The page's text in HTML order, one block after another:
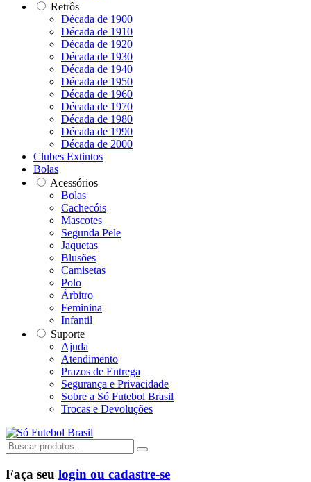
Retrôs
Década de 1900
Década de 1910
Década de 1920
Década de 1930
Década de 1940
Década de 1950
Década de 1960
Década de 1970
Década de 1980
Década de 1990
Década de 2000
Clubes Extintos
Bolas
Acessórios
Bolas
Cachecóis
Mascotes
Segunda Pele
Jaquetas
Blusões
Camisetas
Polo
Árbitro
Feminina
Infantil
Suporte
Ajuda
Atendimento
Prazos de Entrega
Segurança e Privacidade
Sobre a Só Futebol Brasil
Trocas e Devoluções
Faça seu login ou cadastre-se